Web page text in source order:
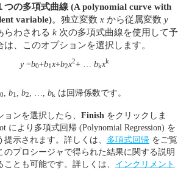
つの多項式曲線 (A polynomial curve with
variable)。独立変数 x から従属変数 y
らわされる k 次の多項式曲線を使用して予
は、このオプションを選択します。
y=b0+b1 x+b2x2+ … bkxk
0 ,b1 ,b2 , …,bk は回帰係数です。
ョンを選択したら、Finish をクリックしま
により多項式回帰 (Polynomial Regression) を
提示されます。詳しくは、 多項式回帰をご覧
のプロシージャで得られた結果に関する説明
ことも可能です。詳しくは、 インクリメント